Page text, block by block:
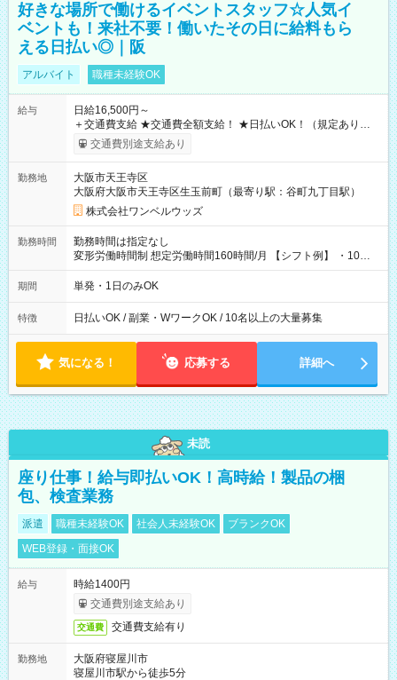
好きな場所で働けるイベントスタッフ☆人気イ
ベントも！来社不要！働いたその日に給料もら
える日払い◎｜阪
アルバイト 職種未経験OK
給与
日給16,500円～
＋交通費支給 ★交通費全額支給！ ★日払いOK！（規定あり） ┗
働いたその日に現金GET♪ お仕事後はコンビニATMから 日払
交通費別途支給あり
勤務地
大阪市天王寺区
大阪府大阪市天王寺区生玉前町（最寄り駅：谷町九丁目駅）
株式会社ワンベルウッズ
勤務時間
勤務時間は指定なし
変形労働時間制 想定労働時間160時間/月 【シフト例】 ・10：
00～20：00
期間 単発・1日のみOK
特徴 日払いOK / 副業・WワークOK / 10名以上の大量募集
気になる！ 応募する 詳細へ
未読
座り仕事！給与即払いOK！高時給！製品の梱
包、検査業務
派遣 職種未経験OK 社会人未経験OK
ブランクOK
WEB登録・面接OK
給与
時給1400円
交通費別途支給あり
交通費 交通費支給有り
勤務地
大阪府寝屋川市
寝屋川市駅から徒歩5分